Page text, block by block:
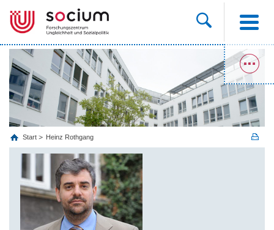
Start Heinz Rothgang